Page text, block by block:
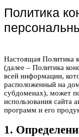
Политика
Настоящая Политика
(далее – Политика
всей информации,
расположенный на
субдоменах), может
использования сайта
программ и его
1.